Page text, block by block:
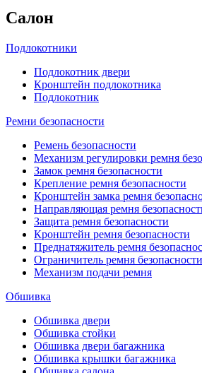
Салон
Подлокотники
Подлокотник двери
Кронштейн подлокотника
Подлокотник
Ремни безопасности
Ремень безопасности
Механизм регулировки ремня
Замок ремня безопасности
Крепление ремня безопасности
Кронштейн замка ремня
Направляющая ремня
Защита ремня безопасности
Кронштейн ремня безопасности
Преднатяжитель ремня
Ограничитель ремня безопасности
Механизм подачи ремня
Обшивка
Обшивка двери
Обшивка стойки
Обшивка двери багажника
Обшивка крышки багажника